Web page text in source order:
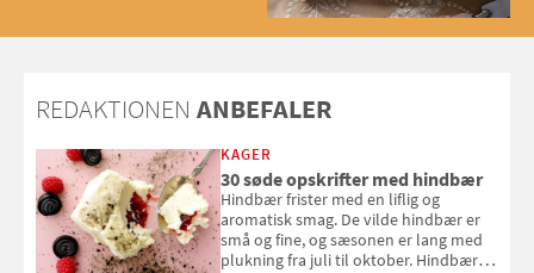
REDAKTIONEN ANBEFALER
KAGER
30 søde opskrifter med hindbær
Hindbær frister med en liflig og
aromatisk smag. De vilde hindbær er
små og fine, og sæsonen er lang med
plukning fra juli til oktober. Hindbær